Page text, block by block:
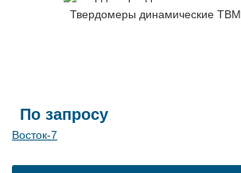
Твердомеры динамические ТВМ
По запросу
Восток-7